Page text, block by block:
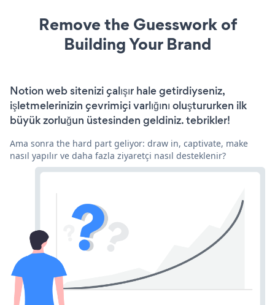
Remove the Guesswork of
Building Your Brand
Notion web sitenizi çalışır hale getirdiyseniz,
işletmelerinizin çevrimiçi varlığını oluştururken ilk
büyük zorluğun üstesinden geldiniz. tebrikler!
Ama sonra the hard part geliyor: draw in, captivate, make
nasıl yapılır ve daha fazla ziyaretçi nasıl desteklenir?